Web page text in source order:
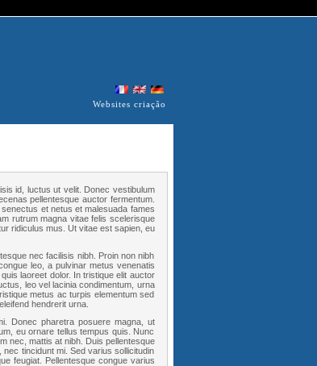
Websites criação
id, luctus ut velit. Donec vestibulum
pellentesque auctor fermentum.
et netus et malesuada fames
rutrum magna vitae felis scelerisque
ridiculus mus. Ut vitae est sapien, eu
nec facilisis nibh. Proin non nibh
leo, a pulvinar metus venenatis
laoreet dolor. In tristique elit auctor
leo vel lacinia condimentum, urna
metus ac turpis elementum sed
hendrerit urna.
Donec pharetra posuere magna, ut
eu ornare tellus tempus quis. Nunc
nec, mattis at nibh. Duis pellentesque
tincidunt mi. Sed varius sollicitudin
feugiat. Pellentesque congue varius